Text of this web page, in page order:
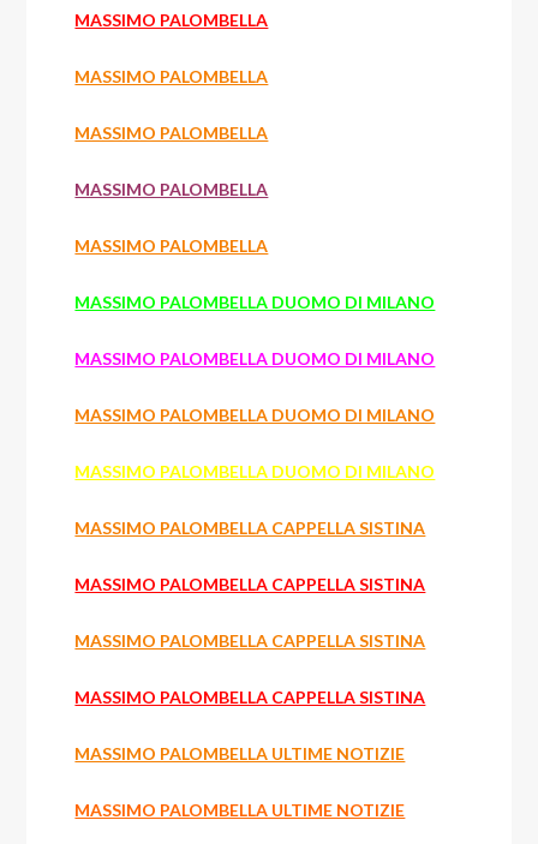
MASSIMO PALOMBELLA
MASSIMO PALOMBELLA
MASSIMO PALOMBELLA
MASSIMO PALOMBELLA
MASSIMO PALOMBELLA
MASSIMO PALOMBELLA DUOMO DI MILANO
MASSIMO PALOMBELLA DUOMO DI MILANO
MASSIMO PALOMBELLA DUOMO DI MILANO
MASSIMO PALOMBELLA DUOMO DI MILANO
MASSIMO PALOMBELLA CAPPELLA SISTINA
MASSIMO PALOMBELLA CAPPELLA SISTINA
MASSIMO PALOMBELLA CAPPELLA SISTINA
MASSIMO PALOMBELLA CAPPELLA SISTINA
MASSIMO PALOMBELLA ULTIME NOTIZIE
MASSIMO PALOMBELLA ULTIME NOTIZIE